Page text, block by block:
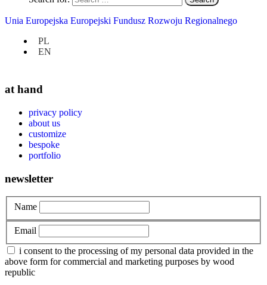
Unia Europejska Europejski Fundusz Rozwoju Regionalnego
PL
EN
Furniture in new homes
Personalization
Uncategorized
at hand
privacy policy
about us
customize
bespoke
portfolio
newsletter
Name
Email
i consent to the processing of my personal data provided in the
above form for commercial and marketing purposes by wood
republic